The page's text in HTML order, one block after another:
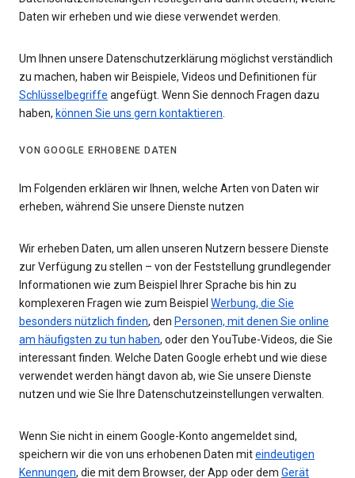
Daten wir erheben und wie diese verwendet werden.
Um Ihnen unsere Datenschutzerklärung möglichst verständlich
zu machen, haben wir Beispiele, Videos und Definitionen für
Schlüsselbegriffe angefügt. Wenn Sie dennoch Fragen dazu
haben, können Sie uns gern kontaktieren.
VON GOOGLE ERHOBENE DATEN
Im Folgenden erklären wir Ihnen, welche Arten von Daten wir
erheben, während Sie unsere Dienste nutzen
Wir erheben Daten, um allen unseren Nutzern bessere Dienste
zur Verfügung zu stellen – von der Feststellung grundlegender
Informationen wie zum Beispiel Ihrer Sprache bis hin zu
komplexeren Fragen wie zum Beispiel Werbung, die Sie
besonders nützlich finden, den Personen, mit denen Sie online
am häufigsten zu tun haben, oder den YouTube-Videos, die Sie
interessant finden. Welche Daten Google erhebt und wie diese
verwendet werden hängt davon ab, wie Sie unsere Dienste
nutzen und wie Sie Ihre Datenschutzeinstellungen verwalten.
Wenn Sie nicht in einem Google-Konto angemeldet sind,
speichern wir die von uns erhobenen Daten miteindeutigen
Kennungen, die mit dem Browser, der App oder dem Gerät